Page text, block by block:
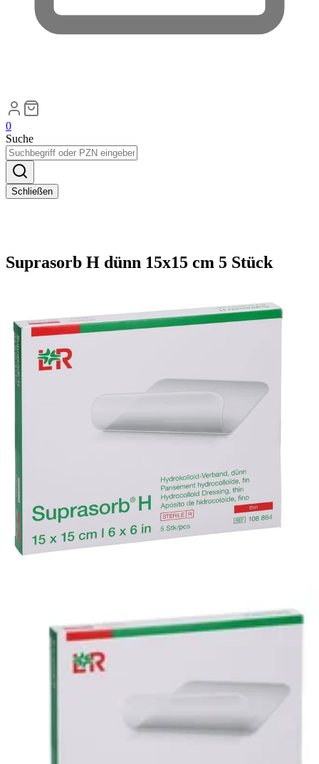
0
Suche
Schließen
Suprasorb H dünn 15x15 cm 5 Stück